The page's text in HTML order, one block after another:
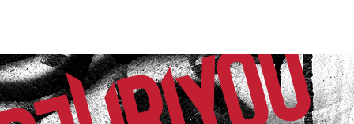
21/10/2025 às 00h08
Campinas / SP
Linda e confortável, além do ótimo